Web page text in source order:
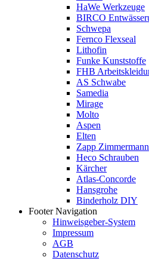
HaWe Werkzeuge
BIRCO
Schwepa
Fernco Flexseal
Lithofin
Funke Kunststoffe
FHB
AS Schwabe
Samedia
Mirage
Molto
Aspen
Elten
Zapp Zimmermann
Heco Schrauben
Kärcher
Atlas-Concorde
Hansgrohe
Binderholz DIY
Footer Navigation
Hinweisgeber-System
Impressum
AGB
Datenschutz